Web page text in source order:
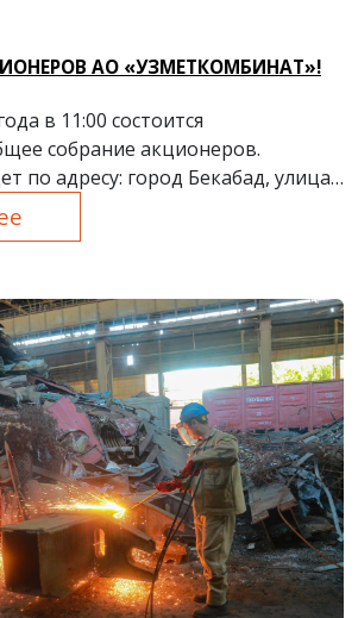
АО «УЗМЕТКОМБИНАТ»!
в 11:00 состоится
собрание акционеров.
по адресу: город Бекабад, улица
«Доме культуры металлургов».